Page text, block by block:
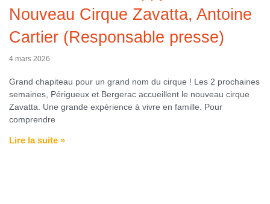
Nouveau Cirque Zavatta, Antoine
Cartier (Responsable presse)
4 mars 2026
Grand chapiteau pour un grand nom du cirque ! Les 2 prochaines
semaines, Périgueux et Bergerac accueillent le nouveau cirque
Zavatta. Une grande expérience à vivre en famille. Pour
comprendre
Lire la suite »